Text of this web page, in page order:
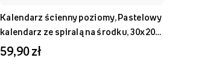
Kalendarz ścienny poziomy, Pastelowy
kalendarz ze spiralą na środku, 30x20-
A4
59,90 zł